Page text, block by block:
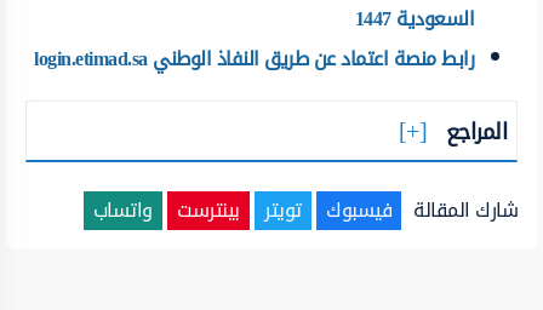
السعودية 1447
رابط منصة اعتماد عن طريق النفاذ الوطني login.etimad.sa
المراجع
شارك المقالة فيسبوك تويتر بينترست واتساب